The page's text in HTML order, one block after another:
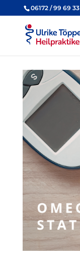
06172 / 99 69 33